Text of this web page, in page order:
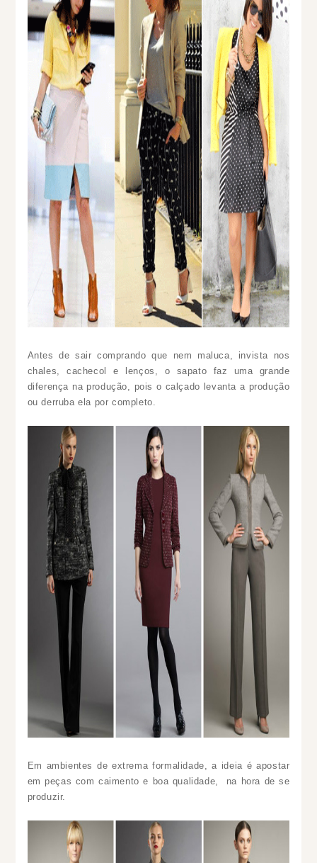
Antes de sair comprando que nem maluca, invista nos
chales, cachecol e lenços, o sapato faz uma grande
diferença na produção, pois o calçado levanta a produção
ou derruba ela por completo.
Em ambientes de extrema formalidade, a ideia é apostar
em peças com caimento e boa qualidade, na hora de se
produzir.